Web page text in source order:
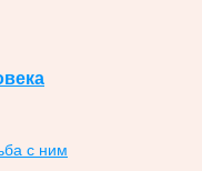
с ним